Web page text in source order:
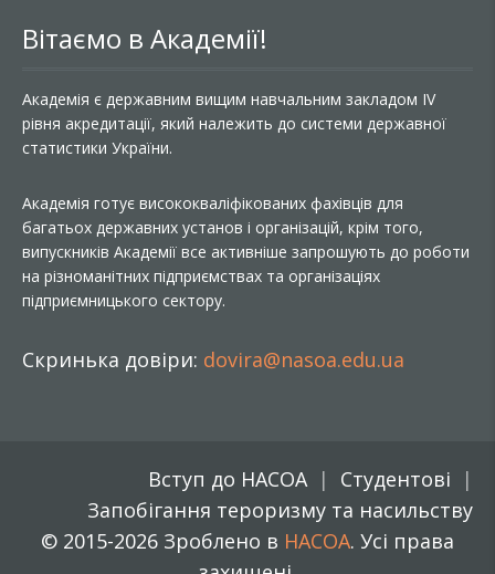
Вітаємо в Академії!
Академія є державним вищим навчальним закладом IV
рівня акредитації, який належить до системи державної
статистики України.
Академія готує висококваліфікованих фахівців для
багатьох державних установ і організацій, крім того,
випускників Академії все активніше запрошують до роботи
на різноманітних підприємствах та організаціях
підприємницького сектору.
Скринька довіри: dovira@nasoa.edu.ua
Вступ до НАСОА
Студентові
Запобігання тероризму та насильству
© 2015-2026 Зроблено в НАСОА. Усі права